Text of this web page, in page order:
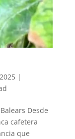
|
Desde
cafetera
que